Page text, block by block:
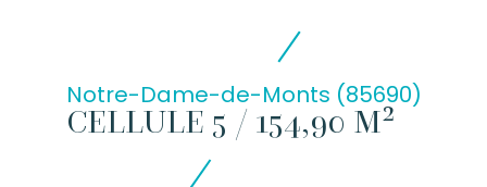
Notre-Dame-de-Monts (85690)
CELLULE 5 / 154,90 M²